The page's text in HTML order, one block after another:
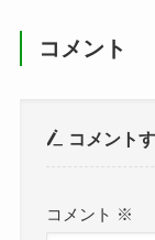
コメント
コメント
コメント ※